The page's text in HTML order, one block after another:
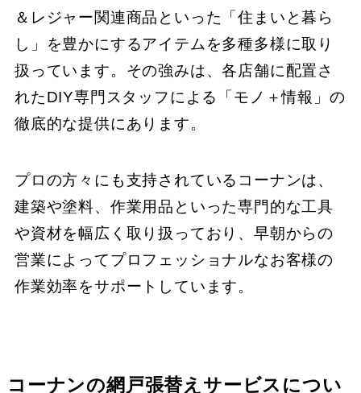
＆レジャー関連商品といった「住まいと暮ら
し」を豊かにするアイテムを多種多様に取り
扱っています。その強みは、各店舗に配置さ
れたDIY専門スタッフによる「モノ＋情報」の
徹底的な提供にあります。
プロの方々にも支持されているコーナンは、
建築や塗料、作業用品といった専門的な工具
や資材を幅広く取り扱っており、早朝からの
営業によってプロフェッショナルなお客様の
作業効率をサポートしています。
コーナンの網戸張替えサービスについ